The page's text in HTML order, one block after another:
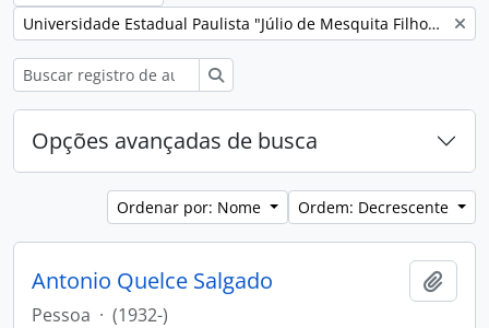
Remover filtro:
Universidade Estadual Paulista "Júlio de Mesquita Filho" (Unesp)
Opções avançadas de busca
Ordenar por: Nome Ordem: Decrescente
Antonio Quelce Salgado
Pessoa · (1932-)